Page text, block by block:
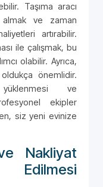
Taşıma aracı
almak ve zaman
artırabilir.
ile çalışmak, bu
olabilir. Ayrıca,
önemlidir.
yüklenmesi ve
ekipler
siz yeni evinize
Nakliyat
Edilmesi